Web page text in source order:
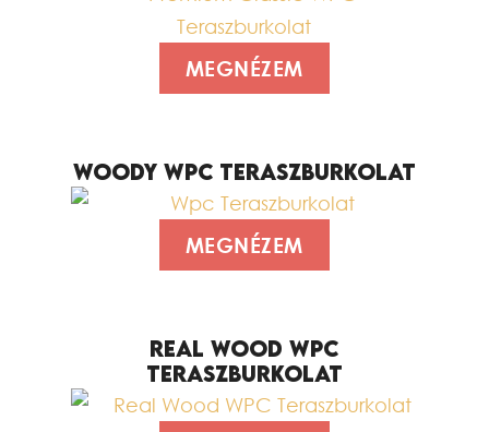
MEGNÉZEM
WOODY WPC TERASZBURKOLAT
MEGNÉZEM
REAL WOOD WPC
TERASZBURKOLAT